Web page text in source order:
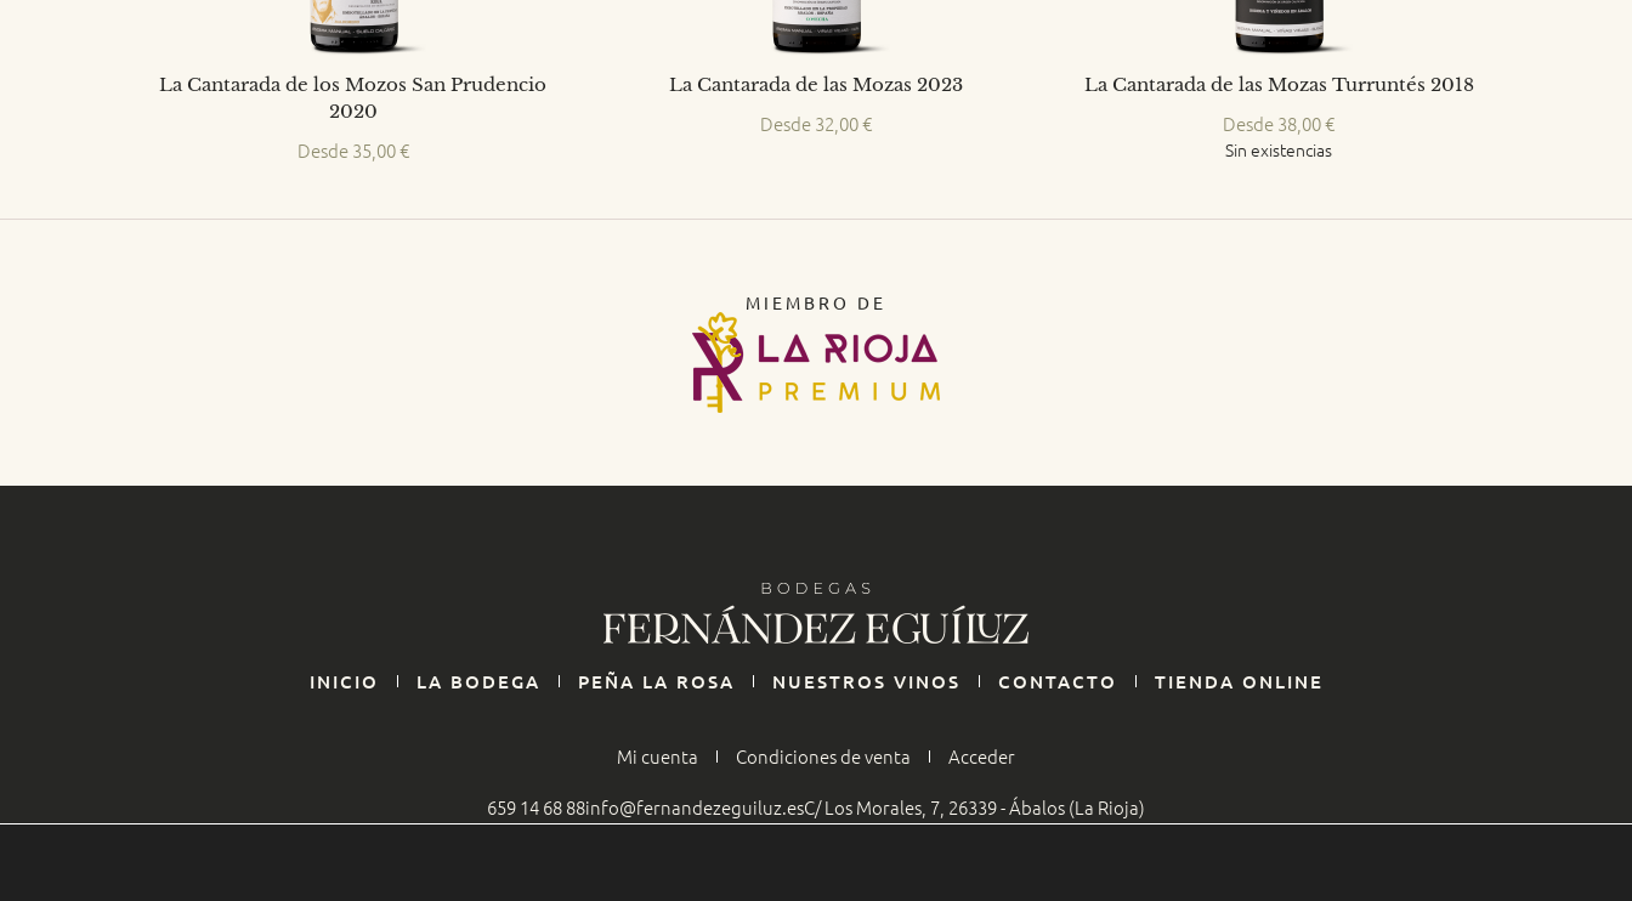
La Cantarada de los Mozos San Prudencio
2020
Desde35,00€
La Cantarada de las Mozas 2023
Desde32,00€
La Cantarada de las Mozas Turruntés 2018
Desde38,00€
Sin existencias
MIEMBRO DE
INICIO LA BODEGA PEÑA LA ROSA NUESTROS VINOS CONTACTO TIENDA ONLINE
Mi cuenta Condiciones de venta
Acceder
659 14 68 88info@fernandezeguiluz.esC/ Los Morales, 7, 26339 - Ábalos (La Rioja)